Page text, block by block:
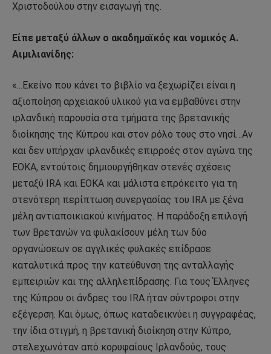
Χριστοδούλου στην εισαγωγή της.
Είπε μεταξύ άλλων ο ακαδημαϊκός και νομικός Α.
Αιμιλιανίδης:
«…Εκείνο που κάνει το βιβλίο να ξεχωρίζει είναι η
αξιοποίηση αρχειακού υλικού για να εμβαθύνει στην
ιρλανδική παρουσία στα τμήματα της βρετανικής
διοίκησης της Κύπρου και στον ρόλο τους στο νησί…Αν
και δεν υπήρχαν ιρλανδικές επιρροές στον αγώνα της
ΕΟΚΑ, εντούτοις δημιουργήθηκαν στενές σχέσεις
μεταξύ IRA και ΕΟΚΑ και μάλιστα επρόκειτο για τη
στενότερη περίπτωση συνεργασίας του IRA με ξένα
μέλη αντιαποικιακού κινήματος. Η παράδοξη επιλογή
των Βρετανών να φυλακίσουν μέλη των δύο
οργανώσεων σε αγγλικές φυλακές επίδρασε
καταλυτικά προς την κατεύθυνση της ανταλλαγής
εμπειριών και της αλληλεπίδρασης. Για τους Έλληνες
της Κύπρου οι άνδρες του IRA ήταν σύντροφοι στην
εξέγερση. Και όμως, όπως καταδεικνύει η συγγραφέας,
την ίδια στιγμή, η βρετανική διοίκηση στην Κύπρο,
στελεχωνόταν από κορυφαίους Ιρλανδούς, τους